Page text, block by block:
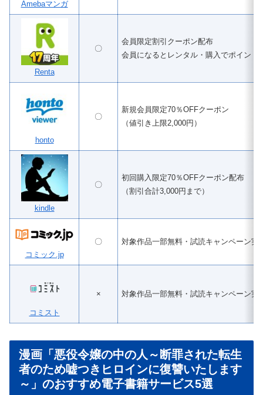
Amebaマンガ
Renta
〇
会員限定割引クーポン配布
会員になるとレンタル・購入でポイント
honto
〇
新規会員限定70％OFFクーポン
（値引き上限2,000円）
kindle
〇
初回購入限定70％OFFクーポン配布
（割引合計3,000円まで）
コミック.jp
〇 対象作品一部無料・試読キャンペーン実
コミスト
× 対象作品一部無料・試読キャンペーン実
漫画「悪役令嬢の中の人～断罪された転生
者のため嘘つきヒロインに復讐いたします
～」のおすすめ電子書籍サービス5選